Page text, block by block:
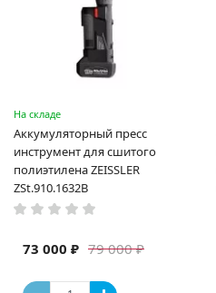
На складе
Аккумуляторный пресс
инструмент для сшитого
полиэтилена ZEISSLER
ZSt.910.1632B
79 000 ₽
73 000 ₽